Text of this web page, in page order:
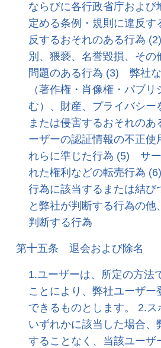
ならびに各行政省庁および
定める条例・規則に違反す
反するおそれのある行為
別、猥褻、名誉毀損、その
問題のある行為 (3) 弊社
（著作権・肖像権・パブ
む）、財産、プライバシー
または侵害するおそれの
ーザーの認証情報の不正使
れらに準じた行為 (5) サ
れた権利などの転売行為
行為に該当するまたは結び
と弊社が判断する行為の他
判断する行為
第十五条 退会および除名
1.ユーザーは、所定の方法
ことにより、弊社ユーザー
できるものとします。 2.
いずれかに該当した場合、
することなく、当該ユーザ